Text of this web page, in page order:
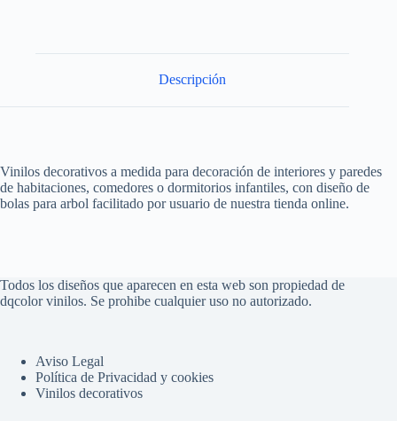
Descripción
Vinilos decorativos a medida para decoración de interiores y paredes
de habitaciones, comedores o dormitorios infantiles, con diseño de
bolas para arbol facilitado por usuario de nuestra tienda online.
Todos los diseños que aparecen en esta web son propiedad de
dqcolor vinilos. Se prohibe cualquier uso no autorizado.
Aviso Legal
Política de Privacidad y cookies
Vinilos decorativos